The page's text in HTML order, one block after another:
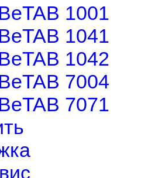
1001
1041
1042
7004
7071